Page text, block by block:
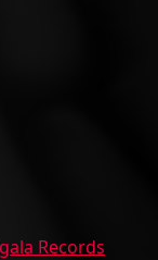
Records